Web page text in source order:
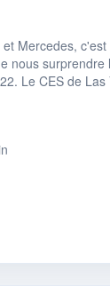
Mercedes,
nous surprendre
Le CES de